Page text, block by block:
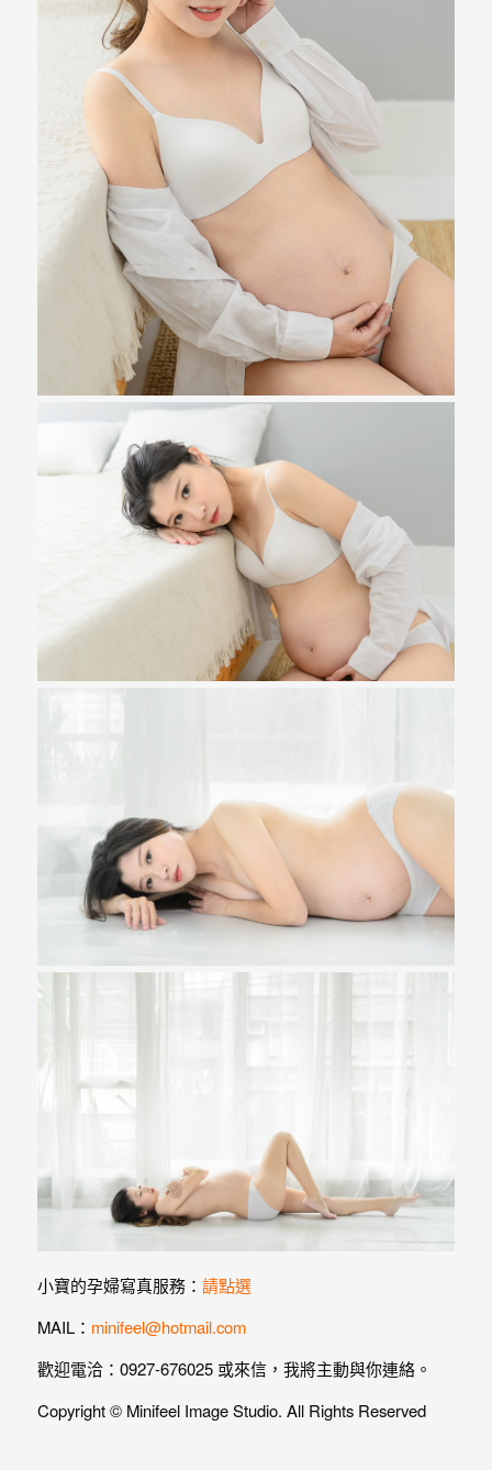
小寶的孕婦寫真服務： 請點選
MAIL： minifeel@hotmail.com
歡迎電洽：0927-676025 或來信，我將主動與你連絡。
Copyright © Minifeel Image Studio. All Rights Reserved